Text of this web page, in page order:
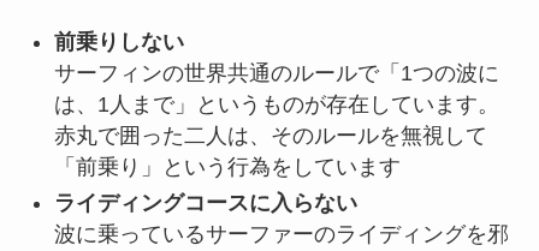
前乗りしない
サーフィンの世界共通のルールで「1つの波に
は、1人まで」
というものが存在しています。
赤丸で囲った二人は、そのルールを無視して
「前乗り」という行為をしています
ライディングコースに入らない
波に乗っているサーファーのライディングを邪